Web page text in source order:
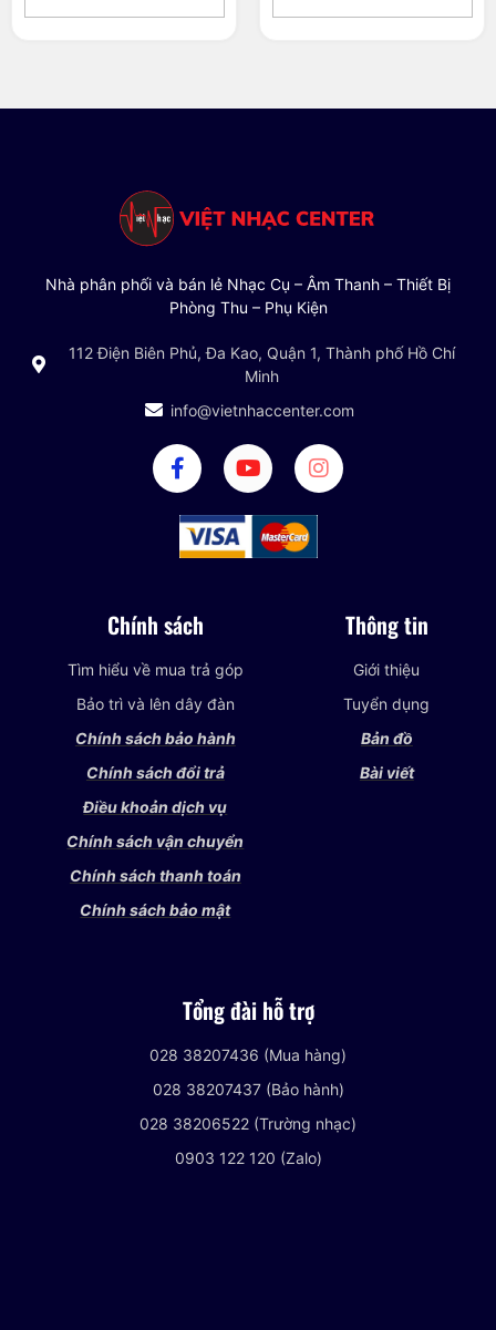
Nhà phân phối và bán lẻ Nhạc Cụ – Âm Thanh – Thiết Bị
Phòng Thu – Phụ Kiện
112 Điện Biên Phủ, Đa Kao, Quận 1, Thành phố Hồ Chí
Minh
info@vietnhaccenter.com
Chính sách
Tìm hiểu về mua trả góp
Bảo trì và lên dây đàn
Chính sách bảo hành
Chính sách đổi trả
Điều khoản dịch vụ
Chính sách vận chuyển
Chính sách thanh toán
Chính sách bảo mật
Thông tin
Giới thiệu
Tuyển dụng
Bản đồ
Bài viết
Tổng đài hỗ trợ
028 38207436 (Mua hàng)
028 38207437 (Bảo hành)
028 38206522 (Trường nhạc)
0903 122 120 (Zalo)